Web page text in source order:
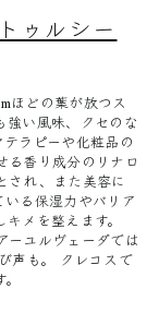
ゥルシー
ほどの葉が放つス
い風味、クセのな
ラピーや化粧品の
香り成分のリナロ
され、また美容に
る保湿力やバリア
メを整えます。
ーユルヴェーダでは
声も。 クレコスで